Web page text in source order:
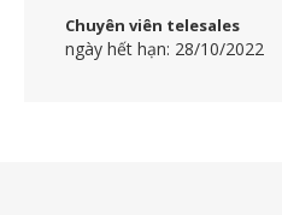
Chuyên viên telesales
ngày hết hạn: 28/10/2022